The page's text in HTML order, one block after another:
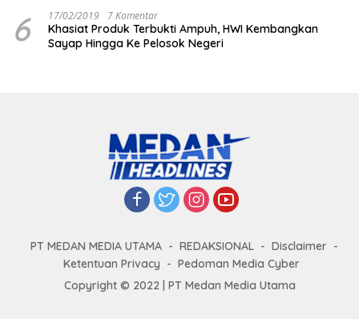
6 17/02/2019 7 Komentar
Khasiat Produk Terbukti Ampuh, HWI Kembangkan
Sayap Hingga Ke Pelosok Negeri
PT MEDAN MEDIA UTAMA REDAKSIONAL
Disclaimer
Ketentuan Privacy
Pedoman Media Cyber
Copyright © 2022 | PT Medan Media Utama